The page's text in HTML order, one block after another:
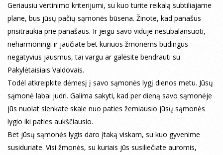
Geriausiu vertinimo kriterijumi, su kuo turite reikalą subtiliajame
plane, bus jūsų pačių sąmonės būsena. Žinote, kad panašus
prisitraukia prie panašaus. Ir jeigu savo viduje nesubalansuoti,
neharmoningi ir jaučiate bet kuriuos žmonėms būdingus
negatyvius jausmus, tai vargu ar galėsite bendrauti su
Pakylėtaisiais Valdovais.
Todėl atkreipkite dėmesį į savo sąmonės lygį dienos metu. Jūsų
sąmonė labai judri. Galima sakyti, kad per dieną savo sąmonėje
jūs nuolat slenkate skale nuo paties žemiausio jūsų sąmonės
lygio iki paties aukščiausio.
Bet jūsų sąmonės lygis daro įtaką viskam, su kuo gyvenime
susiduriate. Visi žmonės, su kuriais jūs susiliečiate auromis,